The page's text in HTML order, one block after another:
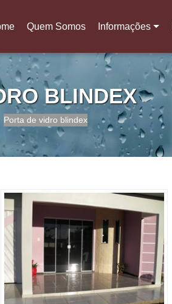
Quem Somos Informações
BLINDEX
Porta de vidro blindex